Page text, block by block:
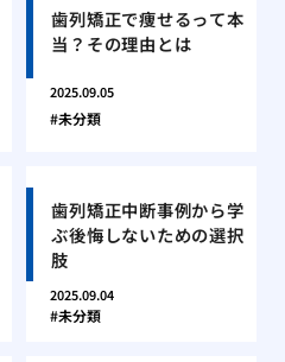
歯列矯正で痩せるって本
当？その理由とは
2025.09.05
未分類
歯列矯正中断事例から学
ぶ後悔しないための選択
肢
2025.09.04
未分類